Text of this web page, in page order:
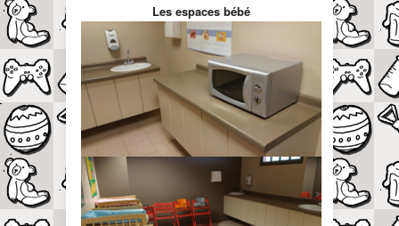
Les espaces bébé